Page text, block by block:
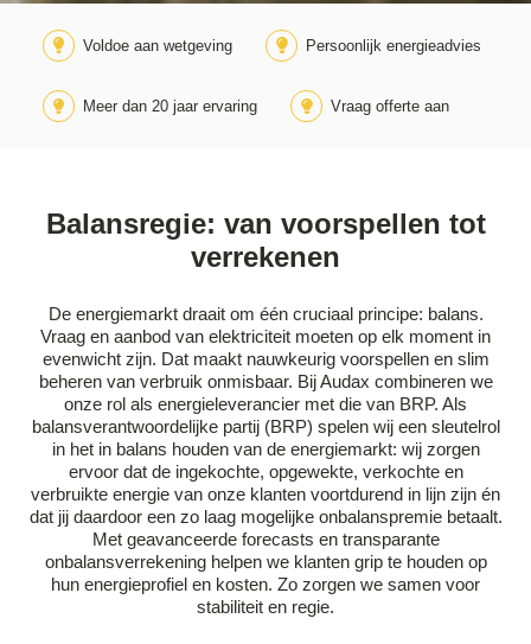
Voldoe aan wetgeving Persoonlijk energieadvies
Meer dan 20 jaar ervaring Vraag offerte aan
Balansregie: van voorspellen tot
verrekenen
De energiemarkt draait om één cruciaal principe: balans.
Vraag en aanbod van elektriciteit moeten op elk moment in
evenwicht zijn. Dat maakt nauwkeurig voorspellen en slim
beheren van verbruik onmisbaar. Bij Audax combineren we
onze rol als energieleverancier met die van BRP. Als
balansverantwoordelijke partij (BRP) spelen wij een sleutelrol
in het in balans houden van de energiemarkt: wij zorgen
ervoor dat de ingekochte, opgewekte, verkochte en
verbruikte energie van onze klanten voortdurend in lijn zijn én
dat jij daardoor een zo laag mogelijke onbalanspremie betaalt.
Met geavanceerde forecasts en transparante
onbalansverrekening helpen we klanten grip te houden op
hun energieprofiel en kosten. Zo zorgen we samen voor
stabiliteit en regie.